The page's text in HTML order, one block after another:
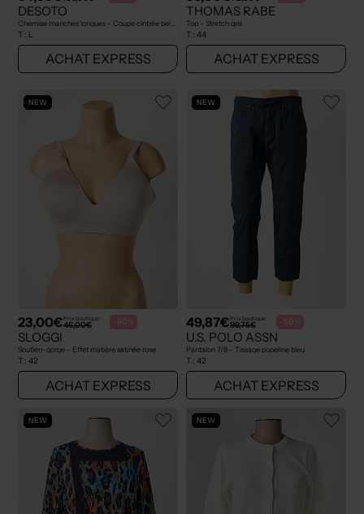
DESOTO
T : L
ACHAT EXPRESS
THOMAS RABE
Top - Stretch gris
T : 44
ACHAT EXPRESS
NEW
23,00€Prix boutique :
46,00€ -50%
SLOGGI
Soutien-gorge - Effet matière satinée rose
T : 42
ACHAT EXPRESS
NEW
49,87€Prix boutique :
99,75€ -50%
U.S. POLO ASSN
Pantalon 7/8 - Tissage popeline bleu
T : 42
ACHAT EXPRESS
NEW NEW